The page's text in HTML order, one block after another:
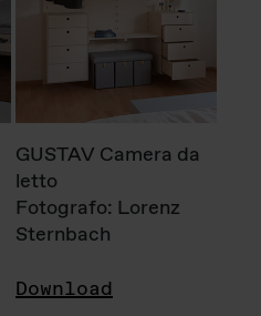
GUSTAV Camera da
letto
Fotografo: Lorenz
Sternbach
Download